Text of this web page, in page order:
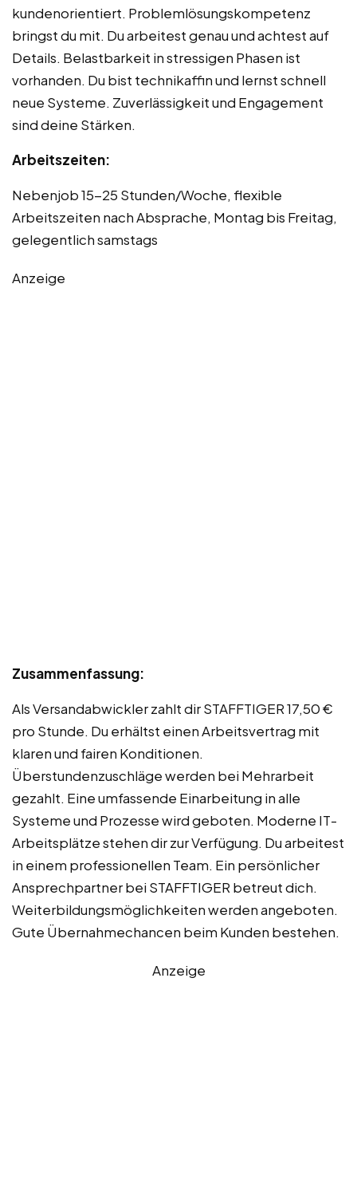
kundenorientiert. Problemlösungskompetenz
bringst du mit. Du arbeitest genau und achtest auf
Details. Belastbarkeit in stressigen Phasen ist
vorhanden. Du bist technikaffin und lernst schnell
neue Systeme. Zuverlässigkeit und Engagement
sind deine Stärken.
Arbeitszeiten:
Nebenjob 15-25 Stunden/Woche, flexible
Arbeitszeiten nach Absprache, Montag bis Freitag,
gelegentlich samstags
Anzeige
Zusammenfassung:
Als Versandabwickler zahlt dir STAFFTIGER 17,50 €
pro Stunde. Du erhältst einen Arbeitsvertrag mit
klaren und fairen Konditionen.
Überstundenzuschläge werden bei Mehrarbeit
gezahlt. Eine umfassende Einarbeitung in alle
Systeme und Prozesse wird geboten. Moderne IT-
Arbeitsplätze stehen dir zur Verfügung. Du arbeitest
in einem professionellen Team. Ein persönlicher
Ansprechpartner bei STAFFTIGER betreut dich.
Weiterbildungsmöglichkeiten werden angeboten.
Gute Übernahmechancen beim Kunden bestehen.
Anzeige